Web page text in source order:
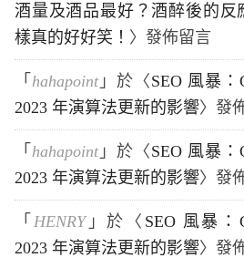
酒量及酒品最好？酒醉後的反
樣真的好好笑！ 〉發佈留言
「 hahapoint 」於〈 SEO 風暴：
2023 年演算法更新的影響〉發
「 hahapoint 」於〈 SEO 風暴：
2023 年演算法更新的影響〉發
「 HENRY」於〈 SEO 風暴：
2023 年演算法更新的影響〉發